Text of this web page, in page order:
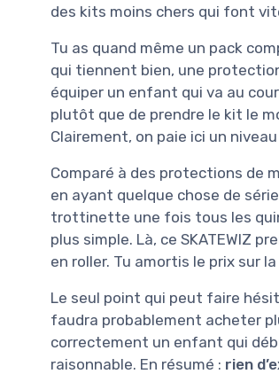
des kits moins chers qui font
Tu as quand même un pack
qui tiennent bien, une
équiper un enfant qui va au
plutôt que de prendre le kit le
Clairement, on paie ici un
Comparé à des protections de
en ayant quelque chose de
trottinette une fois tous les
plus simple. Là, ce SKATEWIZ
en roller. Tu amortis le prix sur
Le seul point qui peut faire
faudra probablement acheter
correctement un enfant qui
raisonnable. En résumé : rien